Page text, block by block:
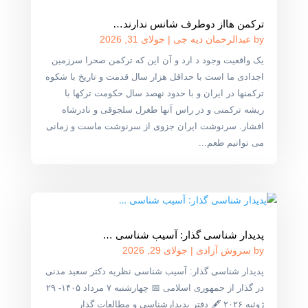
ترکمن هااز دوطرف شانس ندارند…
by عبدالرحمان دیه جی | جولای 31, 2026
یک واقعیت وجود د ارد و آن این که ترکمن صحرا سرزمین
اجدادی ما است با حداقل هزار سال قدمت و تاریخ با شکوه
ترکمنها در ایران و با حدود نهصد سال حکومت ترکها با
ریشه ترکمنی و در راس آنها طغرل سلجوقی و نادرشاه
افشار. سرنوشت ایران جزوی از سرنوشت ماست و زمانی
می توانیم طعم...
پدیدار شناسی گذار: آسیب شناسی …
by سروش آزادی | جولای 29, 2026
پدیدار شناسی گذار: آسیب شناسی نظریه دکتر سعید مدنی
در گذار از جمهوری اسلامی 📅 چهارشنبه ۷ مرداد ۱۴۰۵- ۲۹
ژوئیه ۲۰۲۶ 🖋 دفتر پدیدارشناسی و مطالعات گذار